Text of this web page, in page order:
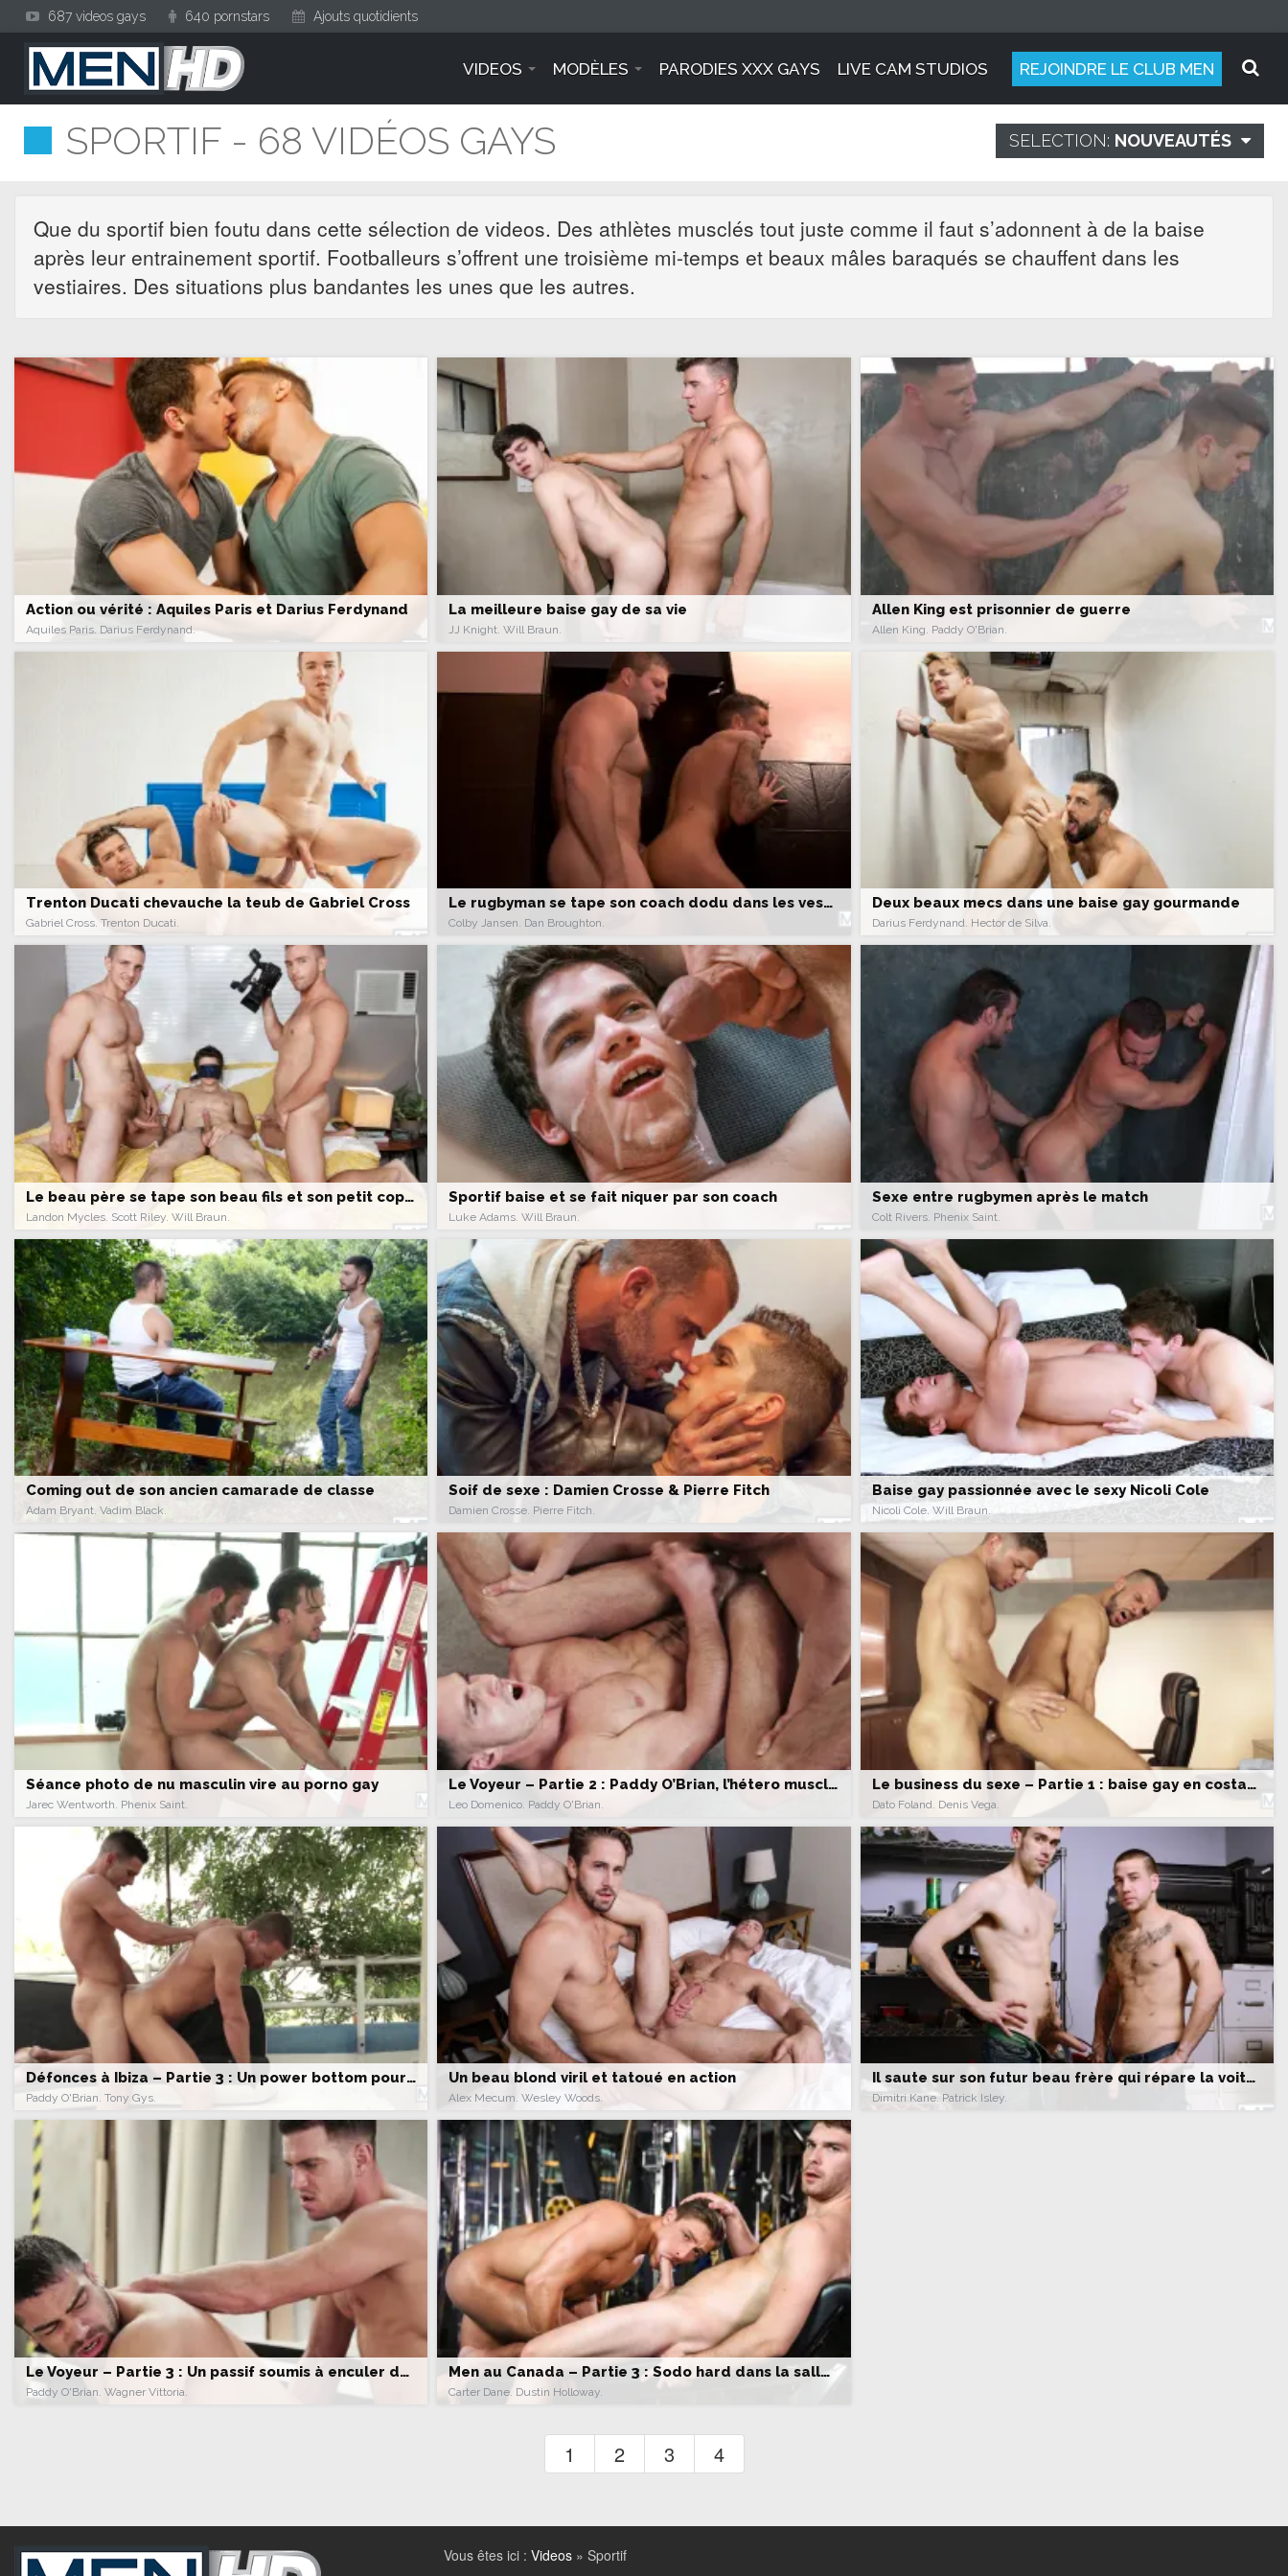
687 videos gays 640 pornstars Ajouts quotidients
VIDEOS MODÈLES PARODIES XXX GAYS LIVE CAM STUDIOS REJOINDRE LE CLUB MEN
SPORTIF - 68 VIDÉOS GAYS SELECTION: NOUVEAUTÉS
Que du sportif bien foutu dans cette sélection de videos. Des athlètes musclés tout juste comme il faut s’adonnent à de la baise
après leur entrainement sportif. Footballeurs s’offrent une troisième mi-temps et beaux mâles baraqués se chauffent dans les
vestiaires. Des situations plus bandantes les unes que les autres.
Action ou vérité : Aquiles Paris et Darius Ferdynand
Aquiles Paris. Darius Ferdynand.
La meilleure baise gay de sa vie
JJ Knight. Will Braun.
Allen King est prisonnier de guerre
Allen King. Paddy O'Brian.
Trenton Ducati chevauche la teub de Gabriel Cross
Gabriel Cross. Trenton Ducati.
Le rugbyman se tape son coach dodu dans les vestiaires
Colby Jansen. Dan Broughton.
Deux beaux mecs dans une baise gay gourmande
Darius Ferdynand. Hector de Silva.
Le beau père se tape son beau fils et son petit copain
Landon Mycles. Scott Riley. Will Braun.
Sportif baise et se fait niquer par son coach
Luke Adams. Will Braun.
Sexe entre rugbymen après le match
Colt Rivers. Phenix Saint.
Coming out de son ancien camarade de classe
Adam Bryant. Vadim Black.
Soif de sexe : Damien Crosse & Pierre Fitch
Damien Crosse. Pierre Fitch.
Baise gay passionnée avec le sexy Nicoli Cole
Nicoli Cole. Will Braun.
Séance photo de nu masculin vire au porno gay
Jarec Wentworth. Phenix Saint.
Le Voyeur – Partie 2 : Paddy O’Brian, l’hétero musclé baise le beau Dato Foland
Leo Domenico. Paddy O'Brian.
Le business du sexe – Partie 1 : baise gay en costard cravate
Dato Foland. Denis Vega.
Défonces à Ibiza – Partie 3 : Un power bottom pour Paddy
Paddy O'Brian. Tony Gys.
Un beau blond viril et tatoué en action
Alex Mecum. Wesley Woods.
Il saute sur son futur beau frère qui répare la voiture
Dimitri Kane. Patrick Isley.
Le Voyeur – Partie 3 : Un passif soumis à enculer dans la réserve
Paddy O'Brian. Wagner Vittoria.
Men au Canada – Partie 3 : Sodo hard dans la salle de musc
Carter Dane. Dustin Holloway.
1 2 3 4
Vous êtes ici : Videos » Sportif